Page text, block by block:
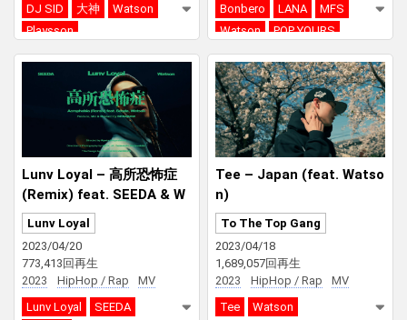
DJ SID
大神
Watson
Playsson
Bonbero
LANA
MFS
Watson
POP YOURS
Lunv Loyal – 高所恐怖症
(Remix) feat. SEEDA & W
atson
Lunv Loyal
2023/04/20
773,413回再生
2023
HipHop / Rap
MV
Lunv Loyal
SEEDA
Tee – Japan (feat. Watso
n)
To The Top Gang
2023/04/18
1,689,057回再生
2023
HipHop / Rap
MV
Tee
Watson